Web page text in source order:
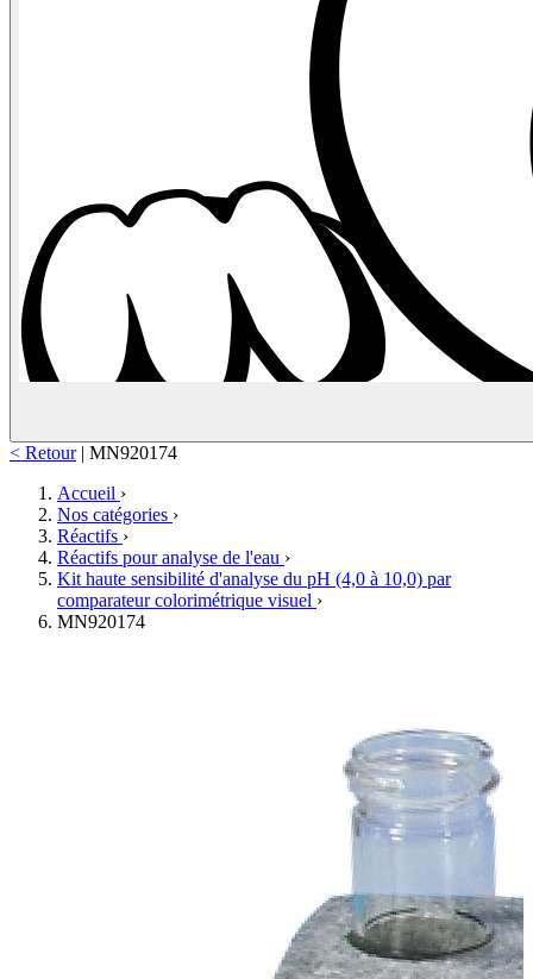
< Retour | MN920174
Accueil ›
Nos catégories ›
Réactifs ›
Réactifs pour analyse de l'eau ›
Kit haute sensibilité d'analyse du pH (4,0 à 10,0) par
comparateur colorimétrique visuel ›
MN920174